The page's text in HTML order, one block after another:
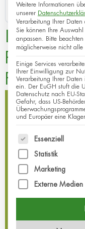
Zuletzt aktualisiert
Fachkreise
Weitere Informationen
unserer
Verarbeitung Ihrer Daten
Sie können Ihre Auswahl
anpassen.
Bitte
möglicherweise nicht
Einige Services
Ihrer Einwilligung zur
Verarbeitung Ihrer
ein. Der EuGH stuft die
Datenschutz nach EU-
Gefahr, dass US-
und Europäer eine
Es folgt eine
Essenziell
Statistik
Marketing
Externe Medien